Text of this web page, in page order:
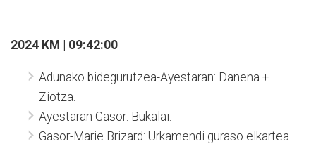
2024 KM | 09:42:00
Adunako bidegurutzea-Ayestaran: Danena +
Ziotza.
Ayestaran Gasor: Bukalai.
Gasor-Marie Brizard: Urkamendi guraso elkartea.